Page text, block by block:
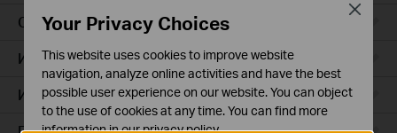
Cloud камери
Интелигентни контакти
Интелигентно осветление
Your Privacy Choices
This website uses cookies to improve website
navigation, analyze online activities and have the best
possible user experience on our website. You can object
to the use of cookies at any time. You can find more
information in ourprivacy policy.
Close